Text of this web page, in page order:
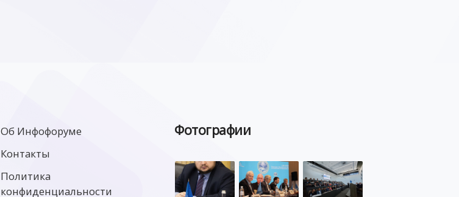
Об Инфофоруме
Контакты
Политика
конфиденциальности
Фотографии